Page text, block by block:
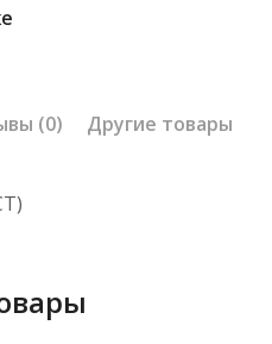
(0) Другие товары